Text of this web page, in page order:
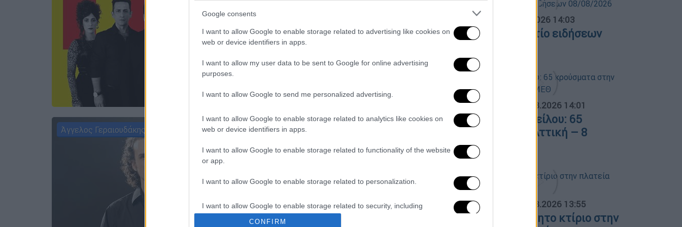
Google consents
I want to allow Google to enable storage related to advertising like cookies on
web or device identifiers in apps.
I want to allow my user data to be sent to Google for online advertising
purposes.
I want to allow Google to send me personalized advertising.
I want to allow Google to enable storage related to analytics like cookies on
web or device identifiers in apps.
I want to allow Google to enable storage related to functionality of the website
or app.
I want to allow Google to enable storage related to personalization.
I want to allow Google to enable storage related to security, including
authentication functionality and fraud prevention, and other user protection.
CONFIRM
(Moonwalk)» επιστρέφει για 8η
χρονιά στο Θέατρο ΔΙΑΝΑ
παρακολουθήσει μία παράσταση που
Άγγελος Γεραιουδάκης
Θέατρο|02.08.2026 15:00
Αιμίλιος Σταματάκης στο
ethnos.gr: «Το δύσκολο δεν ήταν
αποδώσω αυτό που συμβόλιζε»
ethnos.gr με αφορμή την παράσταση
«Νίκος Ξυλούρης, ο Αρχάγγελος της
Μεσημεριανό... 08.08.2026 14:03
Μεσημεριανό δελτίο ειδήσεων
ΑΠΟΣΠΑΣΜΑΤΑ... 08.08.2026 14:01
Ιός του Δυτικού Νείλου: 65
κρούσματα στην Αττική – 8
ασθενείς σε ΜΕΘ
ΑΠΟΣΠΑΣΜΑΤΑ... 08.08.2026 13:55
Φωτιά σε ακατοίκητο κτίριο στην